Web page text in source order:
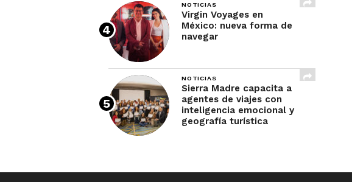
NOTICIAS
Virgin Voyages en
México: nueva forma de
navegar
NOTICIAS
Sierra Madre capacita a
agentes de viajes con
inteligencia emocional y
geografía turística